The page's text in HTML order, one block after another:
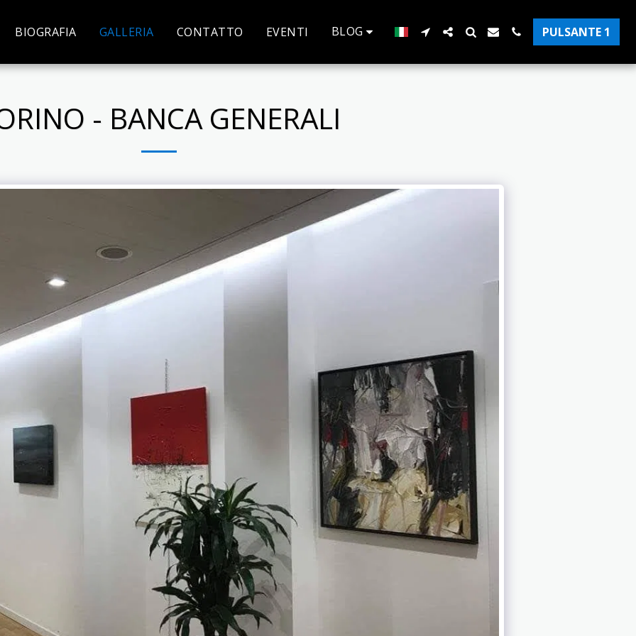
BIOGRAFIA GALLERIA CONTATTO EVENTI BLOG PULSANTE 1
- BANCA GENERALI